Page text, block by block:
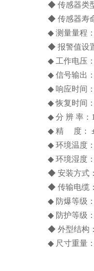
◆ 传感器类
◆ 传感器寿
◆ 测量量程
◆ 报警值设
◆ 工作电压
◆ 信号输出
◆ 响应时间
◆ 恢复时间
◆ 分 辨 率：
◆ 精 度：
◆ 环境温度
◆ 环境湿度
◆ 安装方式
◆ 传输电缆
◆ 防爆等级
◆ 防护等级
◆ 外型结构
◆ 尺寸重量